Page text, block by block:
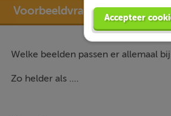
Voorbeeldvraag
Welke beelden passen er allemaal
Zo helder als ....
Accepteer